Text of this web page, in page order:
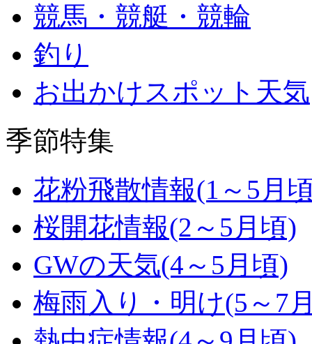
競馬・競艇・競輪
釣り
お出かけスポット天気
季節特集
花粉飛散情報(1～5月
桜開花情報(2～5月頃)
GWの天気(4～5月頃)
梅雨入り・明け(5～7